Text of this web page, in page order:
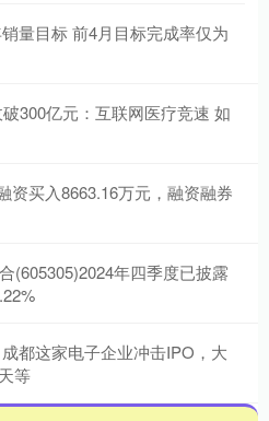
量目标 前4月目标完成率仅为
300亿元：互联网医疗竞速 如
资买入8663.16万元，融资融券
(605305)2024年四季度已披露
都这家电子企业冲击IPO，大
等